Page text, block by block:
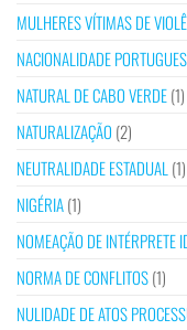
MULHERES VÍTIMAS DE
NACIONALIDADE
NATURAL DE CABO VERDE(1)
NATURALIZAÇÃO (2)
NEUTRALIDADE ESTADUAL (1)
NIGÉRIA(1)
NOMEAÇÃO DE INTÉRPRETE
NORMA DE CONFLITOS(1)
NULIDADE DE ATOS